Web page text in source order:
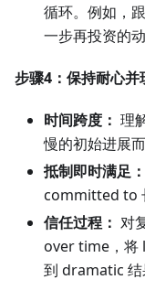
循环。例如，
一步再投资的动
步骤4：保持耐心并
时间跨度： 理
慢的初始进展
抵制即时满足：
committed to
信任过程： 对
over time，将
到 dramatic 结